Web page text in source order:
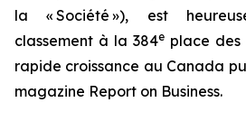
la « Société »), est
classement à la 384e place des
rapide croissance au Canada
magazine Report on Business.